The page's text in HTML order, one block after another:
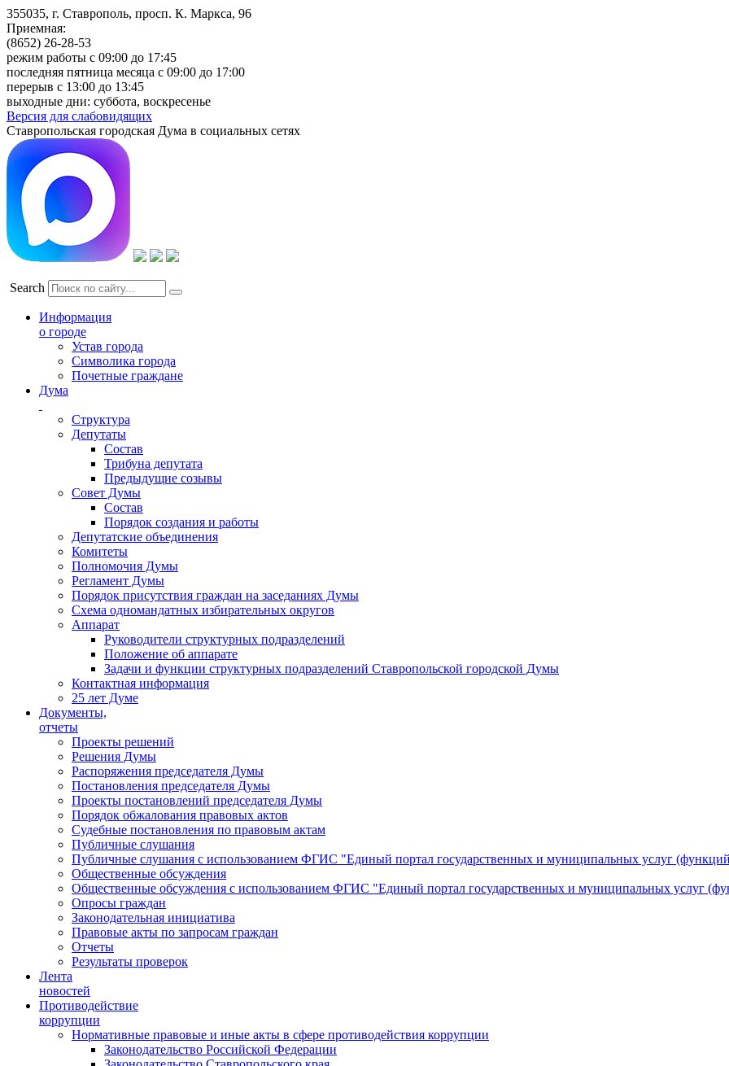
355035, г. Ставрополь, просп. К. Маркса, 96
Приемная:
(8652) 26-28-53
режим работы с 09:00 до 17:45
последняя пятница месяца с 09:00 до 17:00
перерыв с 13:00 до 13:45
выходные дни: суббота, воскресенье
Версия для слабовидящих
Ставропольская городская Дума в социальных сетях
Search
Информация
о городе
Устав города
Символика города
Почетные граждане
Дума
Структура
Депутаты
Состав
Трибуна депутата
Предыдущие созывы
Совет Думы
Состав
Порядок создания и работы
Депутатские объединения
Комитеты
Полномочия Думы
Регламент Думы
Порядок присутствия граждан на заседаниях Думы
Схема одномандатных избирательных округов
Аппарат
Руководители структурных подразделений
Положение об аппарате
Задачи и функции структурных подразделений Ставропольской городской Думы
Контактная информация
25 лет Думе
Документы,
отчеты
Проекты решений
Решения Думы
Распоряжения председателя Думы
Постановления председателя Думы
Проекты постановлений председателя Думы
Порядок обжалования правовых актов
Судебные постановления по правовым актам
Публичные слушания
Публичные слушания с использованием ФГИС "Единый портал государственных и муниципальных услуг
Общественные обсуждения
Общественные обсуждения с использованием ФГИС "Единый портал государственных и муниципальных услуг
Опросы граждан
Законодательная инициатива
Правовые акты по запросам граждан
Отчеты
Результаты проверок
Лента
новостей
Противодействие
коррупции
Нормативные правовые и иные акты в сфере противодействия коррупции
Законодательство Российской Федерации